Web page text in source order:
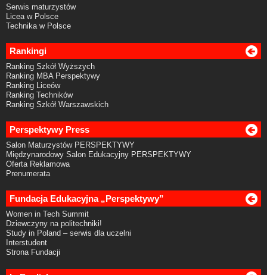
Serwis maturzystów
Licea w Polsce
Technika w Polsce
Rankingi
Ranking Szkół Wyższych
Ranking MBA Perspektywy
Ranking Liceów
Ranking Techników
Ranking Szkół Warszawskich
Perspektywy Press
Salon Maturzystów PERSPEKTYWY
Międzynarodowy Salon Edukacyjny PERSPEKTYWY
Oferta Reklamowa
Prenumerata
Fundacja Edukacyjna „Perspektywy”
Women in Tech Summit
Dziewczyny na politechniki!
Study in Poland – serwis dla uczelni
Interstudent
Strona Fundacji